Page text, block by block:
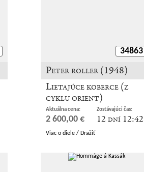
34863
Peter roller (1948)
Lietajúce koberce (z
cyklu orient)
Aktuálna cena:
2 600,00 €
Zostávajúci čas:
12 dní 12:42
Viac o diele / Dražiť